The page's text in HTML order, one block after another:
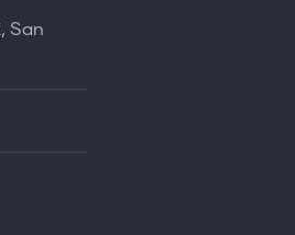
San